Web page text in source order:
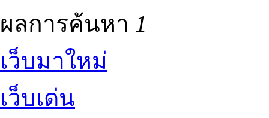
ผลการค้นหา 1
เว็บมาใหม่
เว็บเด่น